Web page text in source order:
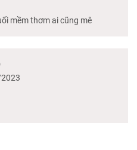
mềm thơm ai cũng mê